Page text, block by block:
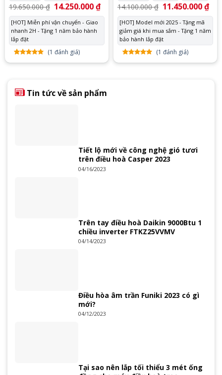
19.650.000₫ Giá
gốc
là:
19.650.000 ₫.
14.250.000₫Giá
tại
14.250.000 ₫.
[HOT] Miễn phí vận chuyển - Giao
nhanh 2H - Tặng 1 năm bảo hành
lắp đặt
5.00trên
1
giá
(1 đánh giá)
14.100.000₫ Giá
gốc
là:
14.100.000 ₫.
11.450.000₫Giá
tại
[HOT] Model mới 2025 - Tặng mã
giảm giá khi mua sắm - Tặng 1 năm
bảo hành lắp đặt
5.00trên
1
(1 đánh giá)
Tin tức về sản phẩm
Tiết lộ mới về công nghệ gió tươi
trên điều hoà Casper 2023
04/16/2023
Trên tay điều hoà Daikin 9000Btu 1
chiều inverter FTKZ25VVMV
04/14/2023
Điều hòa âm trần Funiki 2023 có gì
mới?
04/12/2023
Tại sao nên lắp tối thiểu 3 mét ống